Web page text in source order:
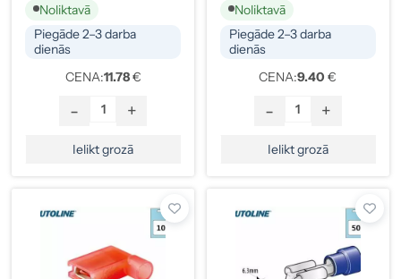
Noliktavā
Piegāde 2–3 darba
dienās
CENA:11.78€
- +
Ielikt grozā
Noliktavā
Piegāde 2–3 darba
dienās
CENA:9.40 €
- +
Ielikt grozā